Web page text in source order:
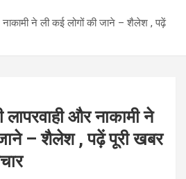
नाकामी ने ली कई लोगों की जाने – शैलेश , पढ़ें
लापरवाही और नाकामी ने
– शैलेश , पढ़ें पूरी खबर